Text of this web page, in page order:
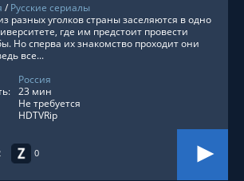
/ Русские сериалы
0
разных уголков страны заселяются в одно
где им предстоит провести
Но сперва их знакомство проходит они
все...
Россия
23 мин
Не требуется
HDTVRip